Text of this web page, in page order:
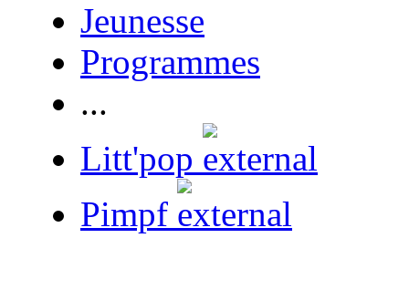
Jeunesse
Programmes
...
Litt'pop
Pimpf